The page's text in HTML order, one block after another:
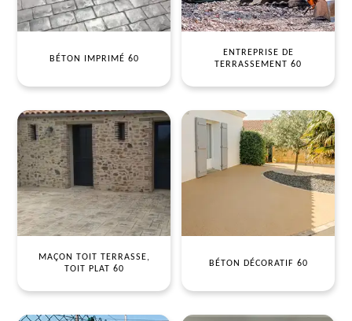
BÉTON IMPRIMÉ 60
ENTREPRISE DE
TERRASSEMENT 60
MAÇON TOIT TERRASSE,
TOIT PLAT 60
BÉTON DÉCORATIF 60